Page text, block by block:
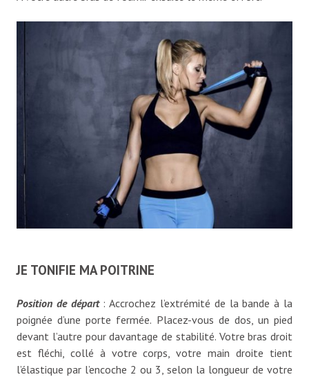
JE TONIFIE MA POITRINE
Position de départ: Accrochez l’extrémité de la bande à la
poignée d’une porte fermée. Placez-vous de dos, un pied
devant l’autre pour davantage de stabilité. Votre bras droit
est fléchi, collé à votre corps, votre main droite tient
l’élastique par l’encoche 2 ou 3, selon la longueur de votre